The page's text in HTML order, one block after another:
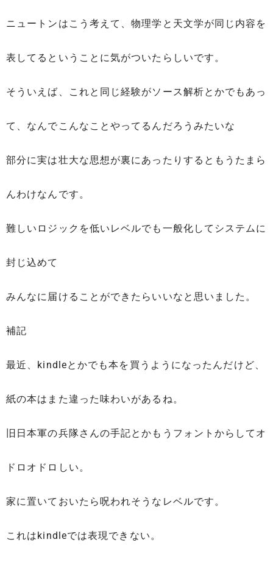
ニュートンはこう考えて、物理学と天文学が同じ内容を
表してるということに気がついたらしいです。
そういえば、これと同じ経験がソース解析とかでもあっ
て、なんでこんなことやってるんだろうみたいな
部分に実は壮大な思想が裏にあったりするともうたまら
んわけなんです。
難しいロジックを低いレベルでも一般化してシステムに
封じ込めて
みんなに届けることができたらいいなと思いました。
補記
最近、kindleとかでも本を買うようになったんだけど、
紙の本はまた違った味わいがあるね。
旧日本軍の兵隊さんの手記とかもうフォントからしてオ
ドロオドロしい。
家に置いておいたら呪われそうなレベルです。
これはkindleでは表現できない。